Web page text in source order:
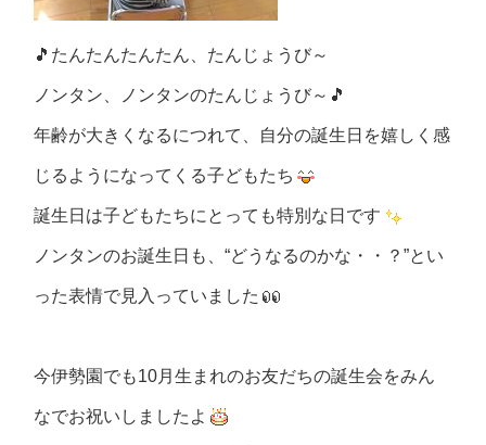
🎵たんたんたんたん、たんじょうび～
ノンタン、ノンタンのたんじょうび～🎵
年齢が大きくなるにつれて、自分の誕生日を嬉しく感
じるようになってくる子どもたち
誕生日は子どもたちにとっても特別な日です
ノンタンのお誕生日も、“どうなるのかな・・？”とい
った表情で見入っていました
今伊勢園でも10月生まれのお友だちの誕生会をみん
なでお祝いしましたよ